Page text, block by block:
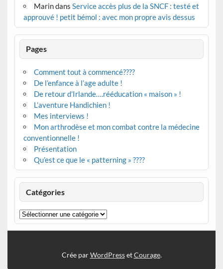
Marindans Service accès plus de la SNCF : testé et
approuvé ! petit bémol : avec mon propre avis dessus
Pages
Comment tout à commencé????
De l’enfance à l’age adulte !
De retour d’Irlande….rééducation « maison » !
L’aventure Handichien !
Mes interviews !
Mon arthrodèse et mon combat contre la médecine
conventionnelle !
Présentation
Qu’est ce que le « patterning » ????
Catégories
Catégories
Crée parWordPressetCourage.